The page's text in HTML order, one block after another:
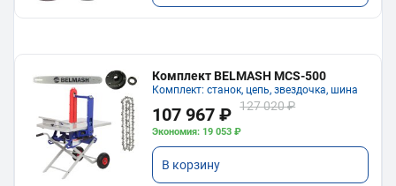
Комплект BELMASH MCS-500
Комплект: станок, цепь, звездочка, шина
107 967 ₽ 127 020 ₽
Экономия: 19 053 ₽
В корзину